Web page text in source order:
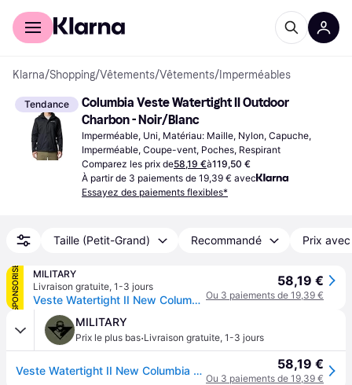
Acheter avec Klarna
Klarna/Shopping/Vêtements/Vêtements/ Imperméables
Tendance
Columbia Veste Watertight II Outdoor
Charbon - Noir/Blanc
Imperméable, Uni, Matériau: Maille, Nylon, Capuche,
Imperméable, Coupe-vent, Poches, Respirant
Comparez les prix de58,19 €à119,50 €
À partir de 3 paiements de 19,39 € avec
Essayez des paiements flexibles*
Taille (Petit-Grand) Recommandé Prix
SPONSORISÉ
MILITARY
Livraison gratuite, 1-3 jours
Veste Watertight II New Columbia - Black
58,19 €
Ou 3 paiements de 19,39 €
MILITARY
Prix le plus bas·Livraison gratuite, 1-3 jours
Veste Watertight II New Columbia - Black 58,19 €
Ou 3 paiements de 19,39 €